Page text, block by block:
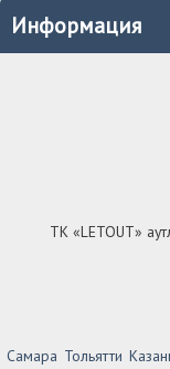
Информация
ТК «LETOUT»
Самара Тольятти